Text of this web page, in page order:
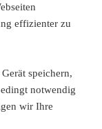
effizienter zu
speichern,
notwendig
wir Ihre